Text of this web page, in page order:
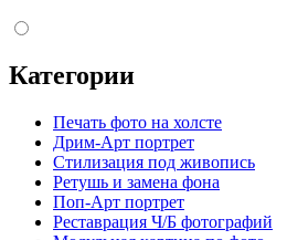
Категории
Печать фото на холсте
Дрим-Арт портрет
Стилизация под живопись
Ретушь и замена фона
Поп-Арт портрет
Реставрация Ч/Б фотографий